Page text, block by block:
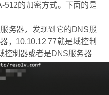
512的加密方式。下面的是
务器，发现到它的DNS服
，10.10.12.77就是域控制
控制器或者是DNS服务器